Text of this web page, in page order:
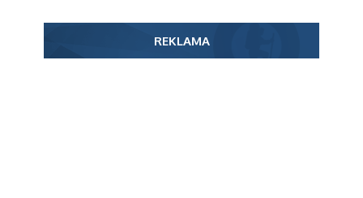
REKLAMA